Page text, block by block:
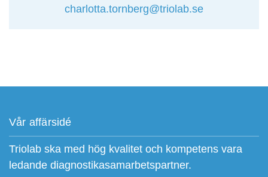
charlotta.tornberg@triolab.se
Vår affärsidé
Triolab ska med hög kvalitet och kompetens vara
ledande diagnostikasamarbetspartner.